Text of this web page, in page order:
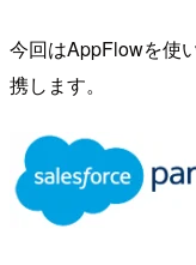
今回はAppFlowを使
携します。